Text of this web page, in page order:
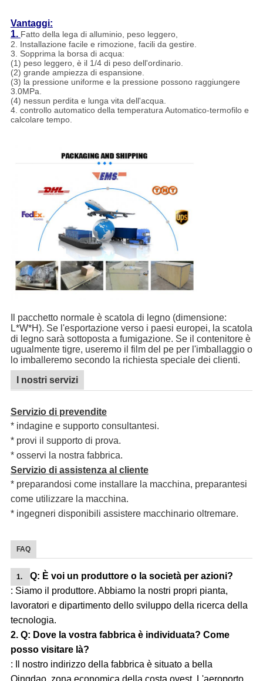
Vantaggi:
1. Fatto della lega di alluminio, peso leggero,
2. Installazione facile e rimozione, facili da gestire.
3. Sopprima la borsa di acqua:
(1) peso leggero, è il 1/4 di peso dell'ordinario.
(2) grande ampiezza di espansione.
(3) la pressione uniforme e la pressione possono raggiungere
3.0MPa.
(4) nessun perdita e lunga vita dell'acqua.
4. controllo automatico della temperatura Automatico-termofilo e
calcolare tempo.
Il pacchetto normale è scatola di legno (dimensione:
L*W*H). Se l'esportazione verso i paesi europei, la scatola
di legno sarà sottoposta a fumigazione. Se il contenitore è
ugualmente tigre, useremo il film del pe per l'imballaggio o
lo imballeremo secondo la richiesta speciale dei clienti.
I nostri servizi
Servizio di prevendite
* indagine e supporto consultantesi.
* provi il supporto di prova.
* osservi la nostra fabbrica.
Servizio di assistenza al cliente
* preparandosi come installare la macchina, preparantesi
come utilizzare la macchina.
* ingegneri disponibili assistere macchinario oltremare.
FAQ
1.
Q: È voi un produttore o la società per azioni?
: Siamo il produttore. Abbiamo la nostri propri pianta,
lavoratori e dipartimento dello sviluppo della ricerca della
tecnologia.
2. Q: Dove la vostra fabbrica è individuata? Come
posso visitare là?
: Il nostro indirizzo della fabbrica è situato a bella
Qingdao, zona economica della costa ovest. L'aeroporto